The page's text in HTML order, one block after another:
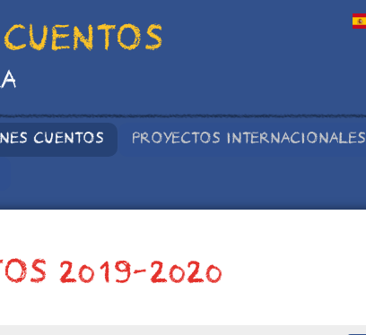
CUENTOS PROYECTOS INTERNACIONALES
2019-2020